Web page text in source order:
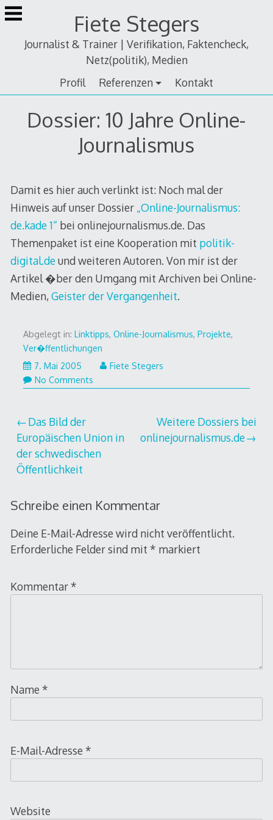
Zum
Inhalt
Fiete Stegers
Journalist & Trainer | Verifikation, Faktencheck,
Netz(politik), Medien
Profil
Referenzen Kontakt
Dossier: 10 Jahre Online-
Journalismus
Damit es hier auch verlinkt ist: Noch mal der
Hinweis auf unser Dossier „Online-Journalismus:
de.kade 1“ bei onlinejournalismus.de. Das
Themenpaket ist eine Kooperation mit politik-
digital.deund weiteren Autoren. Von mir ist der
Artikel �ber den Umgang mit Archiven bei Online-
Medien, Geister der Vergangenheit.
Abgelegt in: Linktipps, Online-Journalismus, Projekte,
Ver�ffentlichungen
7. Mai 20057.
Mai
Fiete Stegers
No Comments
Beitragsnavigation
Das Bild der
Europäischen Union in
der schwedischen
Öffentlichkeit
Weitere Dossiers bei
onlinejournalismus.de
Schreibe einen Kommentar
Deine E-Mail-Adresse wird nicht veröffentlicht.
Erforderliche Felder sind mit * markiert
Kommentar *
Name *
E-Mail-Adresse *
Website